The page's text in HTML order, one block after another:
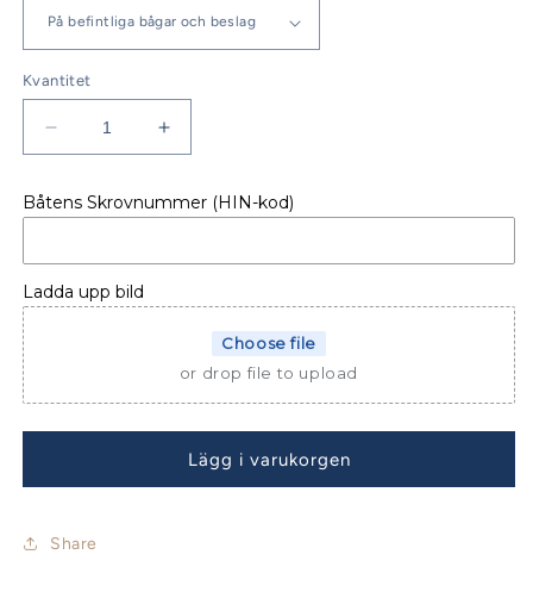
Kvantitet
Minska
kvantitet
Jeanneau
Odyssey
349
Bimini
Öka
kvantitet
Jeanneau
Odyssey
Bimini
Båtens Skrovnummer (HIN-kod)
Ladda upp bild
Choose file
or drop file to upload
Lägg i varukorgen
Share